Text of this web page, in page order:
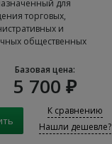
для
торговых,
и
общественных
Базовая цена:
5 700 ₽
К сравнению
Нашли дешевле?